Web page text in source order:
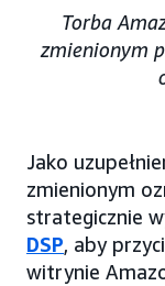
Torba
zmienionym
Jako
zmienionym
strategicznie
DSP, aby
witrynie